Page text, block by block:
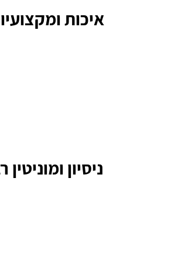
איכות
ניסיון ומוניטין